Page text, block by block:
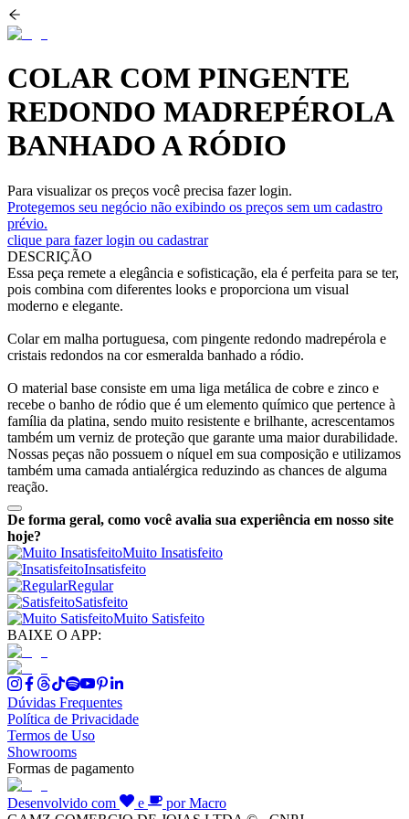
COLAR COM PINGENTE
REDONDO MADREPÉROLA
BANHADO A RÓDIO
Para visualizar os preços você precisa fazer login.
Protegemos seu negócio não exibindo os preços sem um cadastro
prévio.
clique para fazer login ou cadastrar
DESCRIÇÃO
Essa peça remete a elegância e sofisticação, ela é perfeita para se ter,
pois combina com diferentes looks e proporciona um visual
moderno e elegante.
Colar em malha portuguesa, com pingente redondo madrepérola e
cristais redondos na cor esmeralda banhado a ródio.
O material base consiste em uma liga metálica de cobre e zinco e
recebe o banho de ródio que é um elemento químico que pertence à
família da platina, sendo muito resistente e brilhante, acrescentamos
também um verniz de proteção que garante uma maior durabilidade.
Nossas peças não possuem o níquel em sua composição e utilizamos
também uma camada antialérgica reduzindo as chances de alguma
reação.
De forma geral, como você avalia sua experiência em nosso site
hoje?
Muito Insatisfeito
Insatisfeito
Regular
Satisfeito
Muito Satisfeito
BAIXE O APP:
Dúvidas Frequentes
Política de Privacidade
Termos de Uso
Showrooms
Formas de pagamento
Desenvolvido com e
por Macro